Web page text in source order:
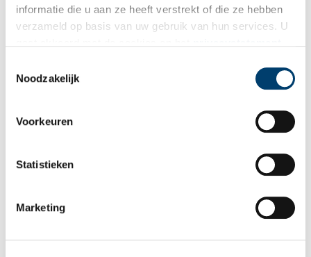
informatie die u aan ze heeft verstrekt of die ze hebben
verzameld op basis van uw gebruik van hun services. U
Noodzakelijk
Voorkeuren
Statistieken
Marketing
5. ‘Slaven zijn kippen’ en andere verhalen over de
In een bijzondere tentoonstelling vol persoonlijke verhalen
aan het Nederlandse aandeel in de slavernij. De expositie velde
geen oordeel maar was volgens Valika Smeulders, hoofd